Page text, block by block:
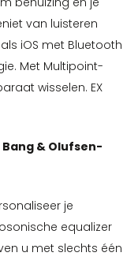
van luisteren
iOS met Bluetooth
Met Multipoint-
wisselen. EX
& Olufsen-
je
equalizer
u met slechts één